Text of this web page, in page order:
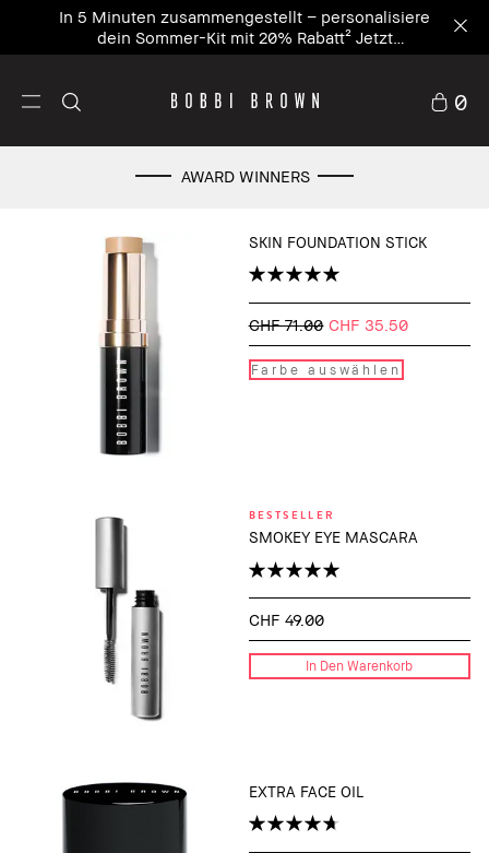
In 5 Minuten zusammengestellt – personalisiere
dein Sommer-Kit mit 20% Rabatt² Jetzt
personalisieren
0
AWARD WINNERS
SKIN FOUNDATION STICK
CHF 71.00 CHF 35.50
Farbe auswählen
BESTSELLER
SMOKEY EYE MASCARA
CHF 49.00
In Den Warenkorb
EXTRA FACE OIL